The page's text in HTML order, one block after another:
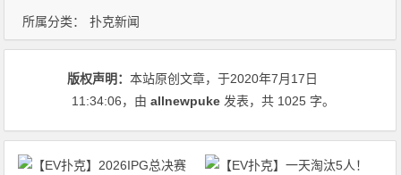
所属分类： 扑克新闻
版权声明：本站原创文章，于2020年7月17日
11:34:06，由allnewpuke 发表，共 1025 字。